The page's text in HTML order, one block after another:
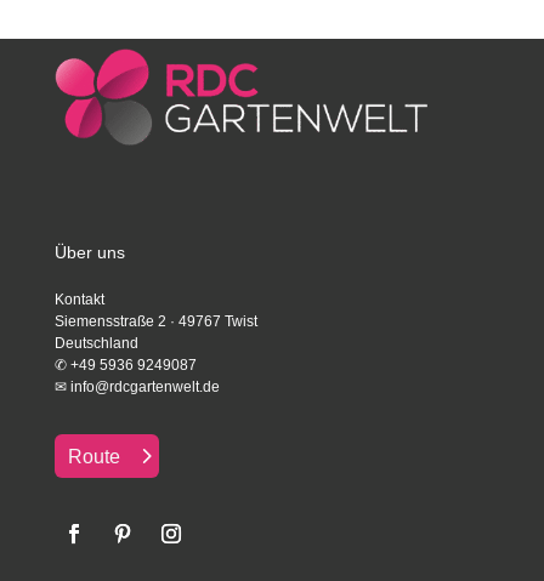
Über uns
Kontakt
Siemensstraße 2 · 49767 Twist
Deutschland
✆ +49 5936 9249087
✉ info@rdcgartenwelt.de
Route